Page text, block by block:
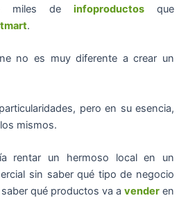
miles de infoproductos que
.
no es muy diferente a crear un
pero en su esencia,
mismos.
rentar un hermoso local en un
sin saber qué tipo de negocio
qué productos va a vender en